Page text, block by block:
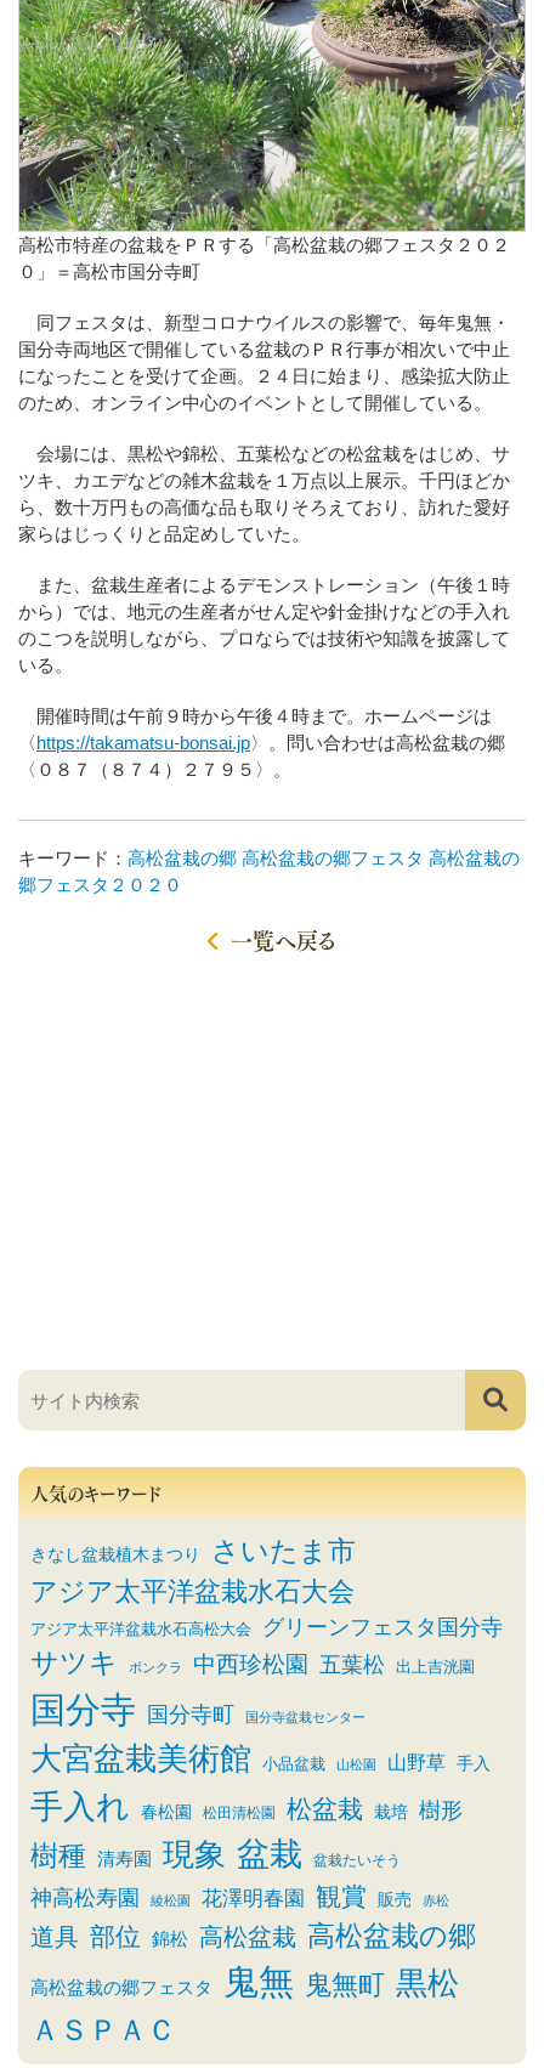
高松市特産の盆栽をＰＲする「高松盆栽の郷フェスタ２０２
０」＝高松市国分寺町
同フェスタは、新型コロナウイルスの影響で、毎年鬼無・
国分寺両地区で開催している盆栽のＰＲ行事が相次いで中止
になったことを受けて企画。２４日に始まり、感染拡大防止
のため、オンライン中心のイベントとして開催している。
会場には、黒松や錦松、五葉松などの松盆栽をはじめ、サ
ツキ、カエデなどの雑木盆栽を１万点以上展示。千円ほどか
ら、数十万円もの高価な品も取りそろえており、訪れた愛好
家らはじっくりと品定めしていた。
また、盆栽生産者によるデモンストレーション（午後１時
から）では、地元の生産者がせん定や針金掛けなどの手入れ
のこつを説明しながら、プロならでは技術や知識を披露して
いる。
開催時間は午前９時から午後４時まで。ホームページは
〈https://takamatsu-bonsai.jp〉。問い合わせは高松盆栽の郷
〈０８７（８７４）２７９５〉。
キーワード： 高松盆栽の郷 高松盆栽の郷フェスタ 高松盆栽の
郷フェスタ２０２０
一覧へ戻る
人気のキーワード
きなし盆栽植木まつり さいたま市
アジア太平洋盆栽水石大会
アジア太平洋盆栽水石高松大会 グリーンフェスタ国分寺
サツキ ボンクラ 中西珍松園 五葉松 出上吉洸園
国分寺 国分寺町 国分寺盆栽センター
大宮盆栽美術館 小品盆栽 山松園 山野草 手入
手入れ 春松園 松田清松園 松盆栽 栽培 樹形
樹種 清寿園 現象 盆栽 盆栽たいそう
神高松寿園 綾松園 花澤明春園 観賞 販売 赤松
道具 部位 錦松 高松盆栽 高松盆栽の郷
高松盆栽の郷フェスタ 鬼無 鬼無町 黒松
ＡＳＰＡＣ